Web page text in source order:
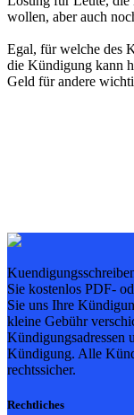
wollen, aber auch
Egal, für welche des
die Kündigung kann
Geld für andere
Sie kostenlos PDF-
Sie uns Ihre
kleine Gebühr
Kündigungsadressen
Kündigung. Alle
rechtssicher.
Rechtliches